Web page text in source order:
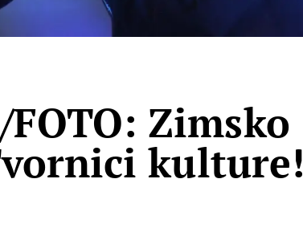
FOTO: Zimsko
kulture!